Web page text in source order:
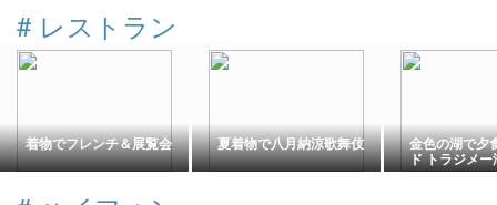
# レストラン
着物でフレンチ＆展覧会 夏着物で八月納涼歌舞伎 金色の湖で夕
ド トラジメー